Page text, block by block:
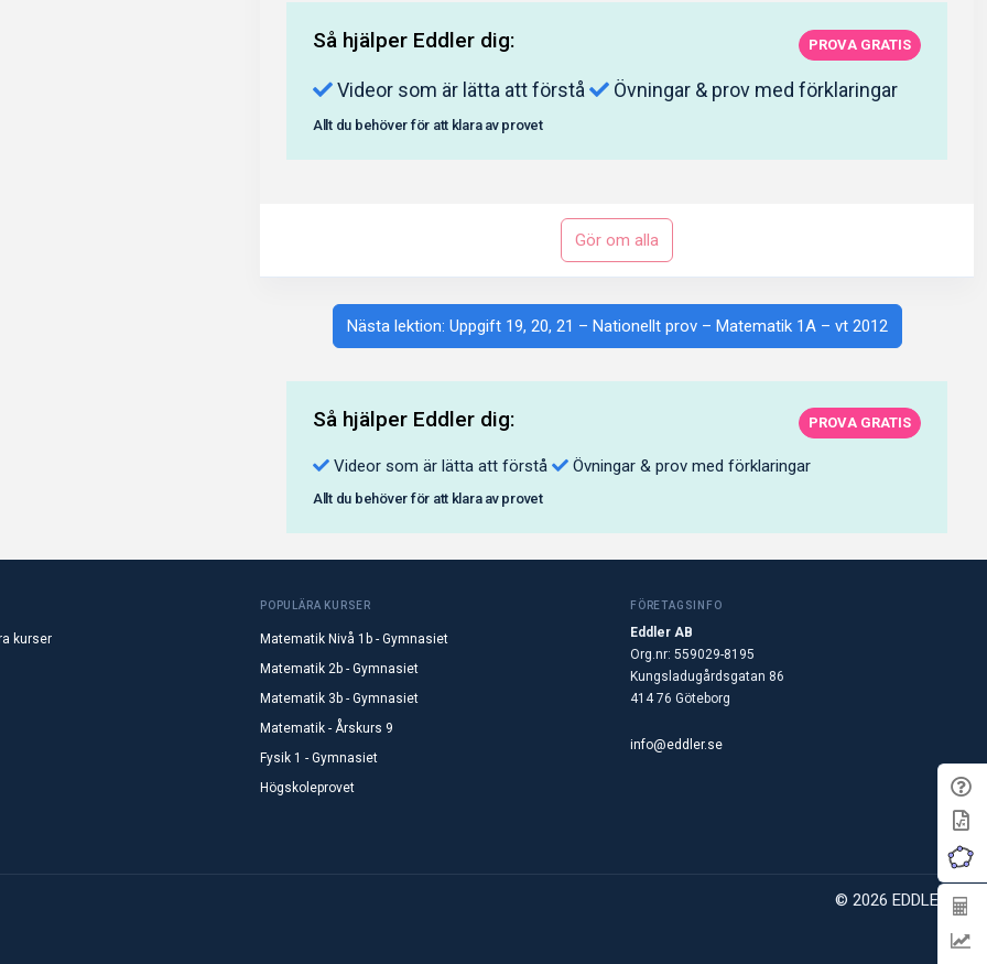
PROVA GRATIS
Så hjälper Eddler dig:
Videor som är lätta att förstå Övningar & prov med förklaringar
Allt du behöver för att klara av provet
Gör om alla
Nästa lektion: Uppgift 19, 20, 21 – Nationellt prov – Matematik 1A – vt 2012
PROVA GRATIS
Så hjälper Eddler dig:
Videor som är lätta att förstå Övningar & prov med förklaringar
Allt du behöver för att klara av provet
kurser
POPULÄRA KURSER
Matematik Nivå 1b - Gymnasiet
Matematik 2b - Gymnasiet
Matematik 3b - Gymnasiet
Matematik - Årskurs 9
Fysik 1 - Gymnasiet
Högskoleprovet
FÖRETAGSINFO
Eddler AB
Org.nr: 559029-8195
Kungsladugårdsgatan 86
414 76 Göteborg
info@eddler.se
© 2026 EDDLER AB